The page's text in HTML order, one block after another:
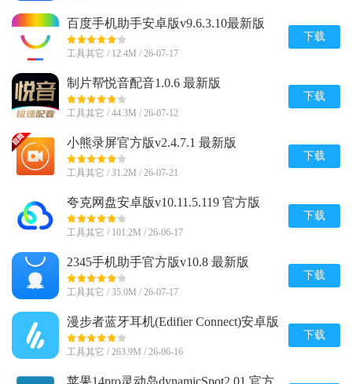
百度手机助手安卓版v9.6.3.10最新版
工具其它 / 12.4M / 26-07-17
下载
制片帮悦音配音1.0.6 最新版
工具其它 / 44.3M / 26-07-12
下载
小熊录屏官方版v2.4.7.1 最新版
工具其它 / 31.2M / 26-07-21
下载
夸克网盘安卓版v10.11.5.119 官方版
工具其它 / 101.2M / 26-06-17
下载
2345手机助手官方版v10.8 最新版
工具其它 / 35.0M / 26-07-17
下载
漫步者蓝牙耳机(Edifier Connect)安卓版
v8.4.45 官方最新版
工具其它 / 263.9M / 26-06-16
下载
苹果14pro灵动岛dynamic​Spot2.01 官方